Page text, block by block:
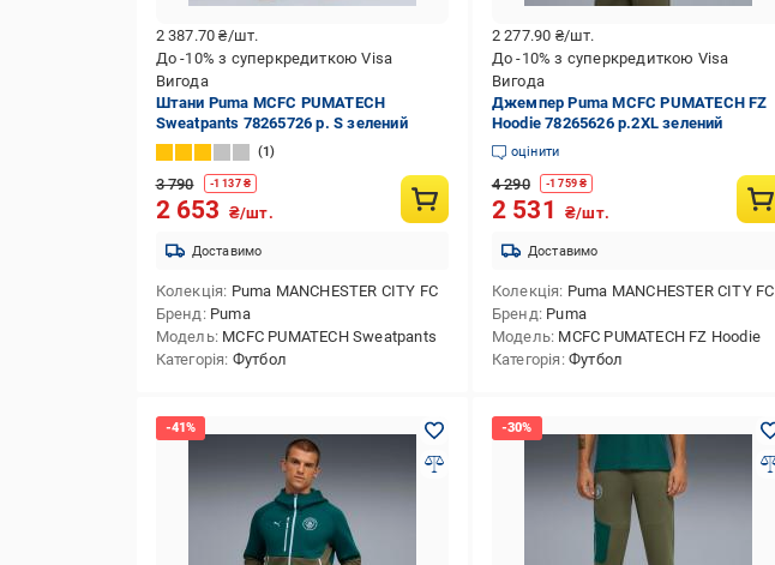
2 387.70₴/шт.
До -10% з суперкредиткою Visa
Вигода
Штани Puma MCFC PUMATECH
Sweatpants 78265726 р. S зелений
1
3 790 -1 137₴
2 653 ₴/шт.
Доставимо
Колекція Puma MANCHESTER CITY FC
Бренд Puma
Модель MCFC PUMATECH Sweatpants
Категорія Футбол
2 277.90 ₴/шт.
До -10% з суперкредиткою Visa
Вигода
Джемпер Puma MCFC PUMATECH FZ
Hoodie 78265626 р.2XL зелений
оцінити
4 290 -1 759₴
2 531 ₴/шт.
Доставимо
Колекція Puma MANCHESTER CITY FC
Бренд Puma
Модель MCFC PUMATECH FZ Hoodie
Категорія Футбол